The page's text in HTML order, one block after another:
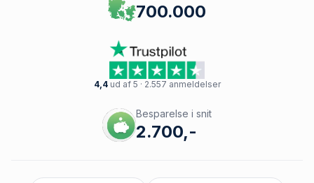
700.000
4,4ud af 5 · 2.557 anmeldelser
Besparelse i snit
2.700,-